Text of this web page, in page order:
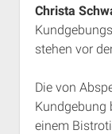
Christa
stehen vor
Die von
Kundgebung
einem